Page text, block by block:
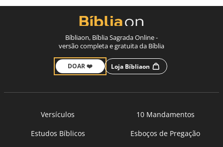
Bíbliaon, Bíblia Sagrada Online -
versão completa e gratuita da Bíblia
DOAR ❤️ Loja Bíbliaon
Versículos
10 Mandamentos
Estudos Bíblicos
Esboços de Pregação